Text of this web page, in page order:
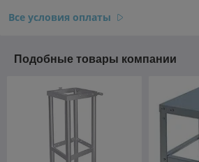
Все условия оплаты
Подобные товары компании